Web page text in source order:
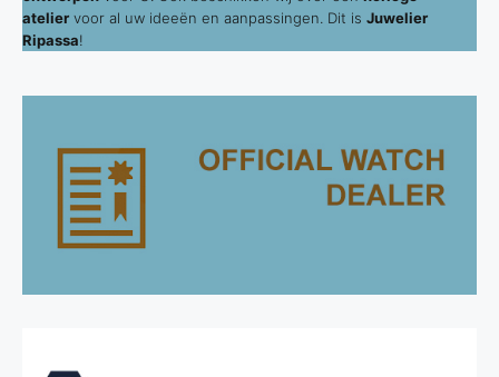
atelier voor al uw ideeën en aanpassingen. Dit is Juwelier
Ripassa!